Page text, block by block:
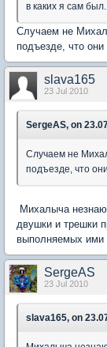
в каких я сам был.
Случаем не
подъезде, что
slava165
23 Jul 2010
SergeAS, on
Случаем не
подъезде, что
Михалыча
двушки и трешки
выполняемых ими
SergeAS
23 Jul 2010
slava165, on